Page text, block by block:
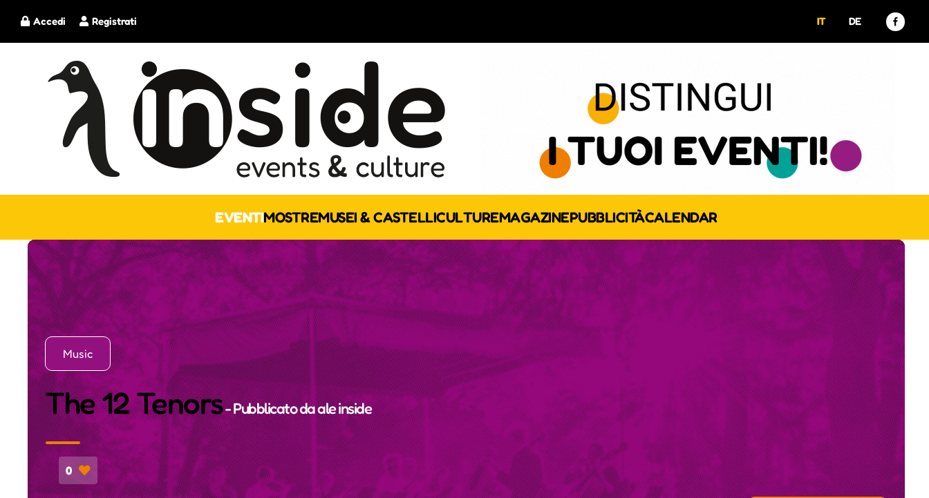
Registrati
Accedi IT DE
EVENTIMOSTREMUSEI & CASTELLICULTUREMAGAZINEPUBBLICITÀCALENDAR
Music
The 12 Tenors- Pubblicato daale inside
0